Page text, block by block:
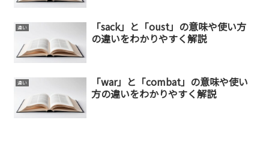
違い
「sack」と「oust」の意味や使い方
の違いをわかりやすく解説
違い
「war」と「combat」の意味や使い
方の違いをわかりやすく解説